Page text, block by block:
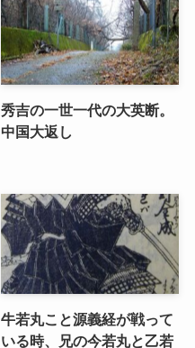
秀吉の一世一代の大英断。
中国大返し
牛若丸こと源義経が戦って
いる時、兄の今若丸と乙若